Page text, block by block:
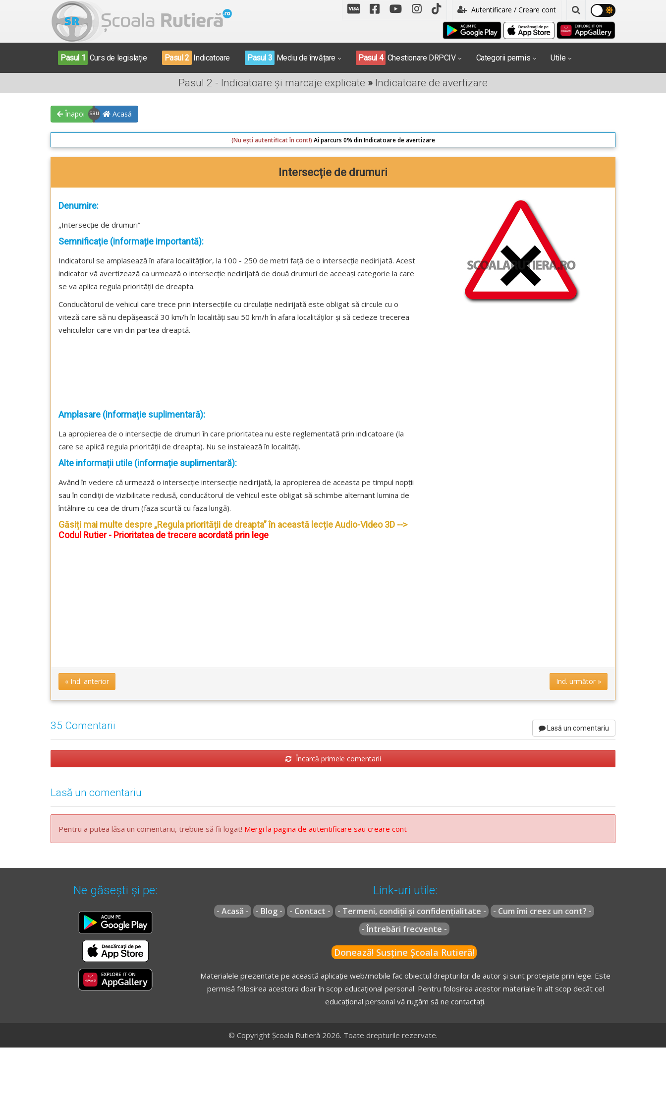
Autentificare / Creare cont
Pasul 1 Curs de legislație Pasul 2 Indicatoare Pasul 3 Mediu de învățare Pasul 4 Chestionare DRPCIV Categorii permis Utile
Pasul 2 - Indicatoare și marcaje explicate » Indicatoare de avertizare
Înapoi Acasă
(Nu ești autentificat în cont!) Ai parcurs 0% din Indicatoare de avertizare
Intersecție de drumuri
Denumire:
„Intersecție de drumuri”
Semnificație (informație importantă):
Indicatorul se amplasează în afara localităților, la 100 - 250 de metri față de o intersecție nedirijată. Acest
indicator vă avertizează ca urmează o intersecție nedirijată de două drumuri de aceeași categorie la care
se va aplica regula priorității de dreapta.
Conducătorul de vehicul care trece prin intersecțiile cu circulație nedirijată este obligat să circule cu o
viteză care să nu depășească 30 km/h în localități sau 50 km/h în afara localităților și să cedeze trecerea
vehiculelor care vin din partea dreaptă.
Amplasare (informație suplimentară):
La apropierea de o intersecție de drumuri în care prioritatea nu este reglementată prin indicatoare (la
care se aplică regula priorității de dreapta). Nu se instalează în localități.
Alte informații utile (informație suplimentară):
Având în vedere că urmează o intersecție intersecție nedirijată, la apropierea de aceasta pe timpul nopții
sau în condiții de vizibilitate redusă, conducătorul de vehicul este obligat să schimbe alternant lumina de
întâlnire cu cea de drum (faza scurtă cu faza lungă).
Găsiți mai multe despre „Regula priorității de dreapta” în această lecție Audio-Video 3D -->
Codul Rutier - Prioritatea de trecere acordată prin lege
« Ind. anterior Ind. următor »
35 Comentarii Lasă un comentariu
Încarcă primele comentarii
Lasă un comentariu
Pentru a putea lăsa un comentariu, trebuie să fii logat! Mergi la pagina de autentificare sau creare cont
Ne găsești și pe: Link-uri utile:
- Acasă - - Blog - - Contact - - Termeni, condiții și confidențialitate -
- Cum îmi creez un cont? -
- Întrebări frecvente -
Donează! Susține Școala Rutieră!
Materialele prezentate pe această aplicație web/mobile fac obiectul drepturilor de autor și sunt protejate prin lege. Este
permisă folosirea acestora doar în scop educațional personal. Pentru folosirea acestor materiale în alt scop decât cel
educațional personal vă rugăm să ne contactați.
© Copyright Școala Rutieră 2026. Toate drepturile rezervate.